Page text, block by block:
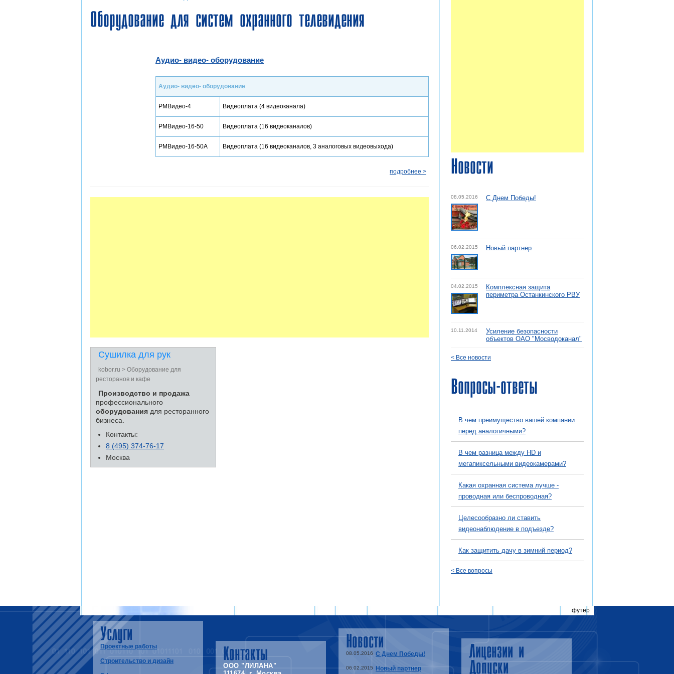
Оборудование для систем охранного телевидения
Аудио- видео- оборудование
Аудио- видео- оборудование
РМВидео-4 Видеоплата (4 видеоканала)
РМВидео-16-50 Видеоплата (16 видеоканалов)
РМВидео-16-50А Видеоплата (16 видеоканалов, 3 аналоговых видеовыхода)
подробнее >
Сушилка для рук
kobor.ru > Оборудование для
ресторанов и кафе
Производство и продажа
профессионального
оборудования для ресторанного
бизнеса.
Контакты:
8 (495) 374-76-17
Москва
Новости
08.05.2016 С Днем Победы!
06.02.2015 Новый партнер
04.02.2015
Комплексная защита
периметра Останкинского РВУ
10.11.2014
Усиление безопасности
объектов ОАО "Мосводоканал"
< Все новости
Вопросы-ответы
В чем преимущество вашей компании
перед аналогичными?
В чем разница между HD и
мегапиксельными видеокамерами?
Какая охранная система лучше -
проводная или беспроводная?
Целесообразно ли ставить
видеонаблюдение в подъезде?
Как защитить дачу в зимний период?
< Все вопросы
футер
Услуги
Проектные работы
Строительство и дизайн Контакты
ООО "ЛИЛАНА"
Новости
08.05.2016 С Днем Победы!
06.02.2015 Новый партнер
Лицензии и
Допуски